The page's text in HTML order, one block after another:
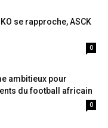
se rapproche, ASCK
0
ambitieux pour
du football africain
0